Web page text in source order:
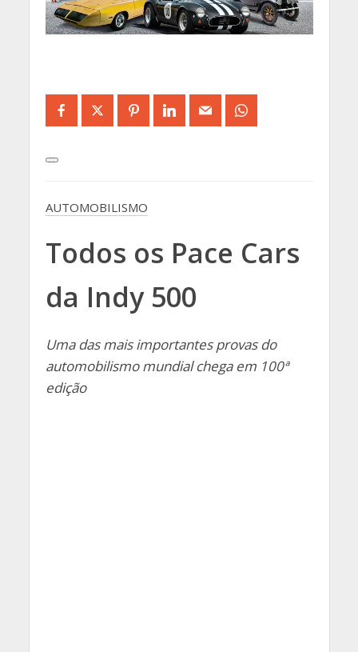
AUTOMOBILISMO
Todos os Pace Cars
da Indy 500
Uma das mais importantes provas do
automobilismo mundial chega em 100ª
edição